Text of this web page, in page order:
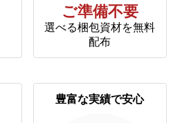
ご準備不要
選べる梱包資材を無料
配布
豊富な実績で安心